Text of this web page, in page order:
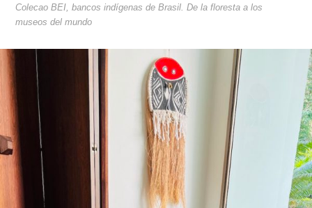
Colecao BEI, bancos indígenas de Brasil. De la floresta a los
museos del mundo